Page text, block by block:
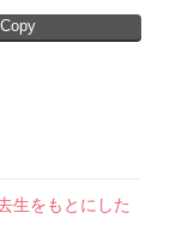
Copy
生をもとにした